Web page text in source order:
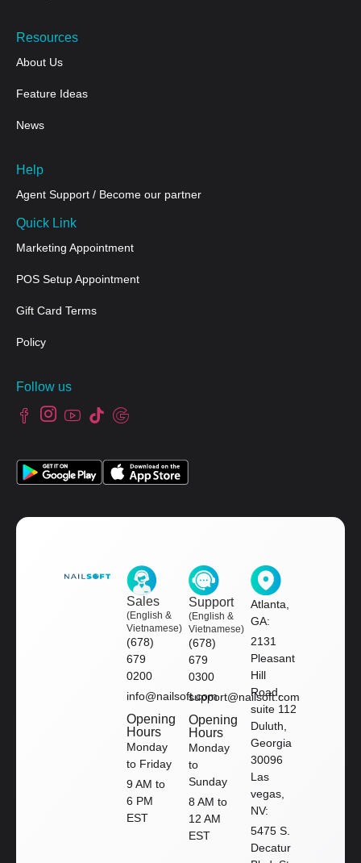
Resources
About Us
Feature Ideas
News
Help
Agent Support / Become our partner
Quick Link
Marketing Appointment
POS Setup Appointment
Gift Card Terms
Policy
Follow us
Sales
(English &
Vietnamese)
(678)
679
0200
info@nailsoft.com
Opening
Hours
Monday
to Friday
9 AM to
6 PM
EST
Support
(English &
Vietnamese)
(678)
679
0300
support@nailsoft.com
Opening
Hours
Monday
to
Sunday
8 AM to
12 AM
EST
Atlanta,
GA:
2131
Pleasant
Hill
Road,
suite 112
Duluth,
Georgia
30096
Las
vegas,
NV:
5475 S.
Decatur